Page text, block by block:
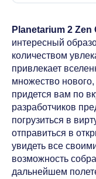
Planetarium 2
интересный
количеством
привлекает
множество
придется вам по
разработчиков
погрузиться в
отправиться в
увидеть все
возможность
дальнейшем